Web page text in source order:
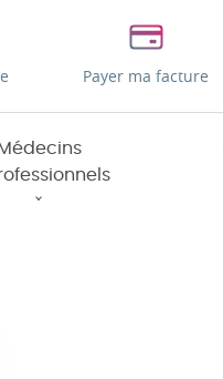
Payer ma facture
Médecins